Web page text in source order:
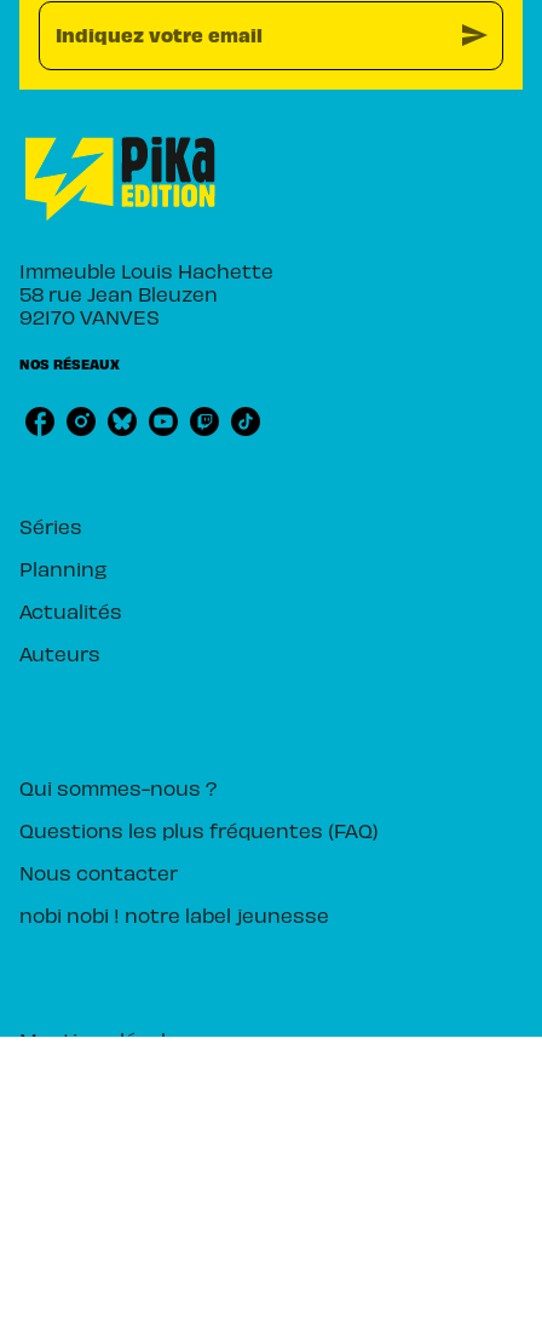
Indiquez votre email send
Immeuble Louis Hachette
58 rue Jean Bleuzen
92170 VANVES
NOS RÉSEAUX
Séries
Planning
Actualités
Auteurs
Qui sommes-nous ?
Questions les plus fréquentes (FAQ)
Nous contacter
nobi nobi ! notre label jeunesse
Mentions légales